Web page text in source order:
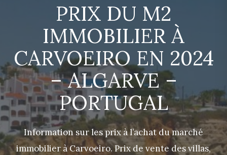
PRIX DU M2
IMMOBILIER À
CARVOEIRO EN 2024
– ALGARVE –
PORTUGAL
Information sur les prix à l’achat du marché
immobilier à Carvoeiro. Prix de vente des villas,